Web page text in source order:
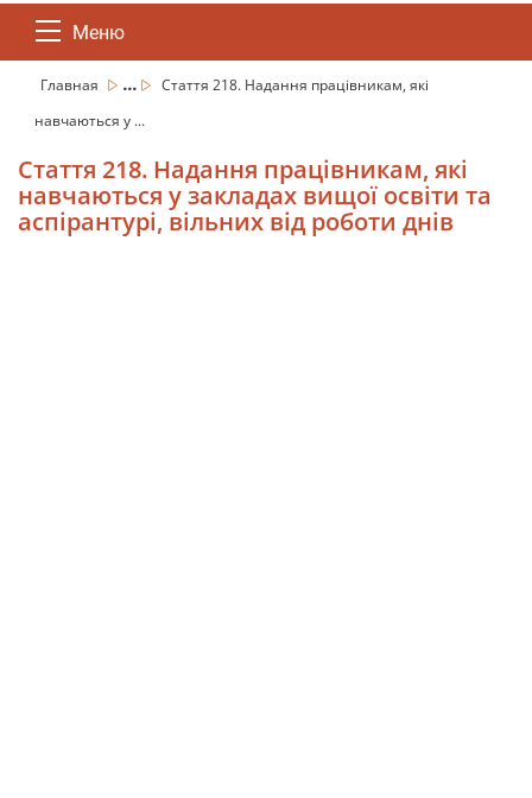
Меню
Главная ...
Стаття 218. Надання працівникам, які
навчаються у ...
Стаття 218. Надання працівникам, які
навчаються у закладах вищої освіти та
аспірантурі, вільних від роботи днів